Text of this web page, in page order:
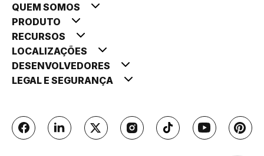
QUEM SOMOS
PRODUTO
RECURSOS
LOCALIZAÇÕES
DESENVOLVEDORES
LEGAL E SEGURANÇA